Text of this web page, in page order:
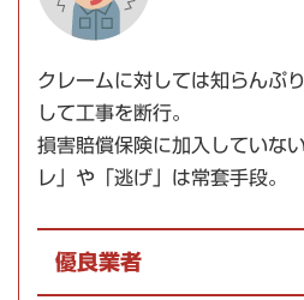
クレームに対しては知らんぷり
して工事を断行。
損害賠償保険に加入していない
レ」や「逃げ」は常套手段。
優良業者